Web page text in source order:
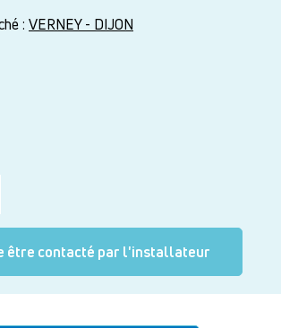
: VERNEY - DIJON
être contacté par l'installateur